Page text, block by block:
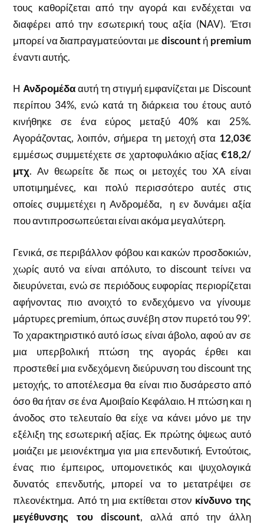
τους καθορίζεται από την αγορά και ενδέχεται να
διαφέρει από την εσωτερική τους αξία (NAV). Έτσι
μπορεί να διαπραγματεύονται με discount ή premium
έναντι αυτής.
Η Ανδρομέδααυτή τη στιγμή εμφανίζεται με Discount
περίπου 34%, ενώ κατά τη διάρκεια του έτους αυτό
κινήθηκε σε ένα εύρος μεταξύ 40% και 25%.
Αγοράζοντας, λοιπόν, σήμερα τη μετοχή στα 12,03€
εμμέσως συμμετέχετε σε χαρτοφυλάκιο αξίας €18,2/
μτχ. Αν θεωρείτε δε πως οι μετοχές του ΧΑ είναι
υποτιμημένες, και πολύ περισσότερο αυτές στις
οποίες συμμετέχει η Ανδρομέδα, η εν δυνάμει αξία
που αντιπροσωπεύεται είναι ακόμα μεγαλύτερη.
Γενικά, σε περιβάλλον φόβου και κακών προσδοκιών,
χωρίς αυτό να είναι απόλυτο, το discount τείνει να
διευρύνεται, ενώ σε περιόδους ευφορίας περιορίζεται
αφήνοντας πιο ανοιχτό το ενδεχόμενο να γίνουμε
μάρτυρες premium, όπως συνέβη στον πυρετό του 99’.
Το χαρακτηριστικό αυτό ίσως είναι άβολο, αφού αν σε
μια υπερβολική πτώση της αγοράς έρθει και
προστεθεί μια ενδεχόμενη διεύρυνση του discount της
μετοχής, το αποτέλεσμα θα είναι πιο δυσάρεστο από
όσο θα ήταν σε ένα Αμοιβαίο Κεφάλαιο. Η πτώση και η
άνοδος στο τελευταίο θα είχε να κάνει μόνο με την
εξέλιξη της εσωτερική αξίας. Εκ πρώτης όψεως αυτό
μοιάζει με μειονέκτημα για μια επενδυτική. Εντούτοις,
ένας πιο έμπειρος, υπομονετικός και ψυχολογικά
δυνατός επενδυτής, μπορεί να το μετατρέψει σε
πλεονέκτημα. Από τη μια εκτίθεται στον κίνδυνο της
μεγέθυνσης του discount, αλλά από την άλλη